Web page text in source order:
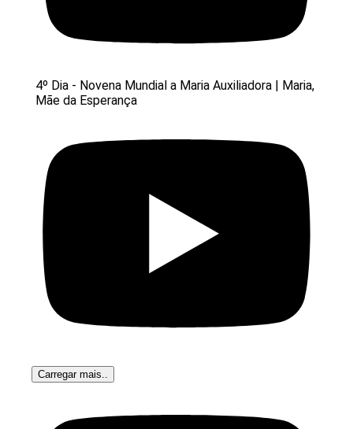
4º Dia - Novena Mundial a Maria Auxiliadora | Maria,
Mãe da Esperança
Carregar mais..